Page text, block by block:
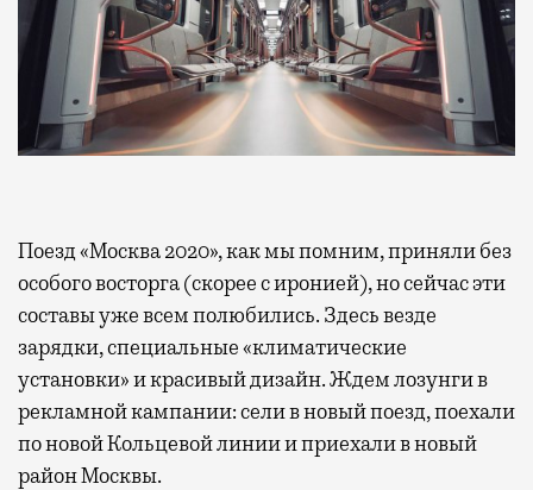
Поезд «Москва 2020», как мы помним, приняли без
особого восторга (скорее с иронией), но сейчас эти
составы уже всем полюбились. Здесь везде
зарядки, специальные «климатические
установки» и красивый дизайн. Ждем лозунги в
рекламной кампании: сели в новый поезд, поехали
по новой Кольцевой линии и приехали в новый
район Москвы.